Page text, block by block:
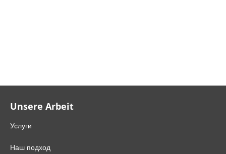
Unsere Arbeit
Услуги
Наш подход